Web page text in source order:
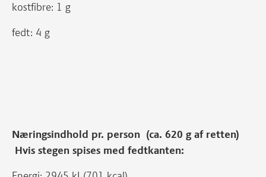
kostfibre: 1 g
fedt: 4 g
Næringsindhold pr. person (ca. 620 g af retten)
Hvis stegen spises med fedtkanten: